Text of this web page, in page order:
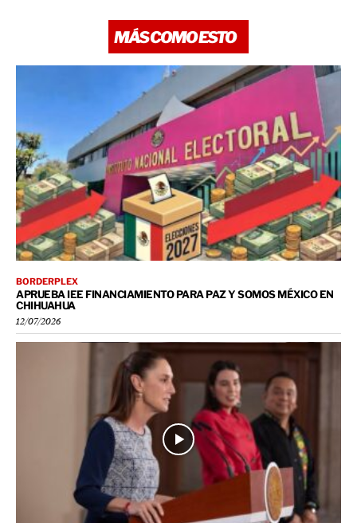
MÁS COMO ESTO
BORDERPLEX
APRUEBA IEE FINANCIAMIENTO PARA PAZ Y SOMOS MÉXICO EN
CHIHUAHUA
12/07/2026